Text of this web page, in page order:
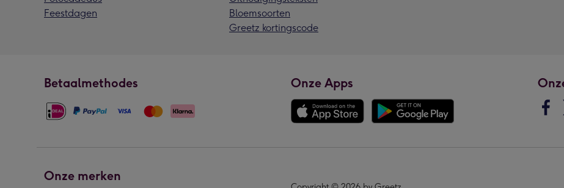
Feestdagen
Bloemsoorten
Greetz kortingscode
Betaalmethodes Onze Apps
Onze merken